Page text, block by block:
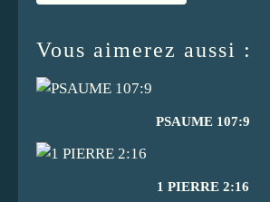
Vous aimerez aussi :
PSAUME 107:9
1 PIERRE 2:16